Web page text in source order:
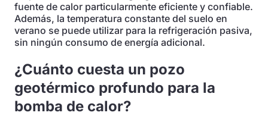
fuente de calor particularmente eficiente y confiable.
Además, la temperatura constante del suelo en
verano se puede utilizar para la refrigeración pasiva,
sin ningún consumo de energía adicional.
¿Cuánto cuesta un pozo
geotérmico profundo para la
bomba de calor?